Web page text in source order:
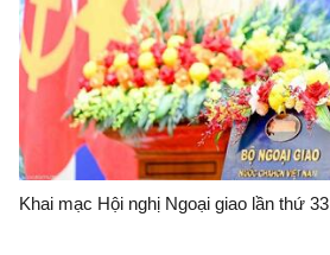
Khai mạc Hội nghị Ngoại giao lần thứ 33